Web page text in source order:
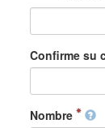
Confirme su
Nombre